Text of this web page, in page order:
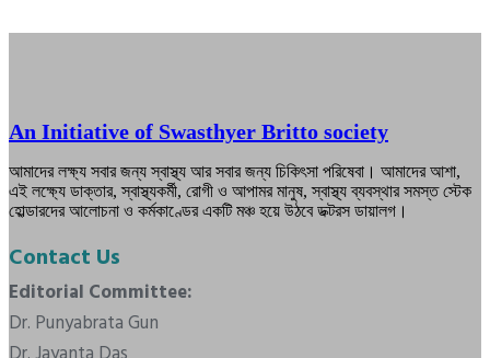
An Initiative of Swasthyer Britto society
আমাদের লক্ষ্য সবার জন্য স্বাস্থ্য আর সবার জন্য চিকিৎসা পরিষেবা। আমাদের আশা,
এই লক্ষ্যে ডাক্তার, স্বাস্থ্যকর্মী, রোগী ও আপামর মানুষ, স্বাস্থ্য ব্যবস্থার সমস্ত স্টেক
হোল্ডারদের আলোচনা ও কর্মকাণ্ডের একটি মঞ্চ হয়ে উঠবে ডক্টরস ডায়ালগ।
Contact Us
Editorial Committee:
Dr. Punyabrata Gun